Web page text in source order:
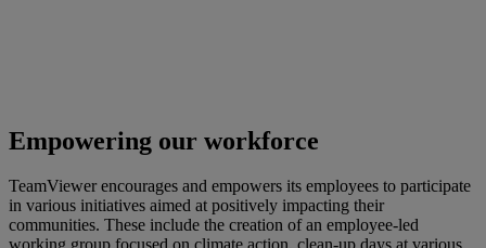
Empowering our workforce
TeamViewer encourages and empowers its employees to participate
in various initiatives aimed at positively impacting their
communities. These include the creation of an employee-led